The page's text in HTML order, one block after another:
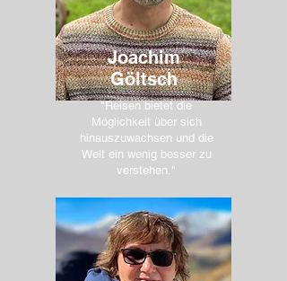
"Reisen bietet die
Möglichkeit über sich
hinauszuwachsen und die
Welt ein wenig besser zu
verstehen."
Joachim
Göltsch